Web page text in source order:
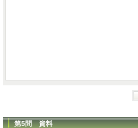
第5問 資料